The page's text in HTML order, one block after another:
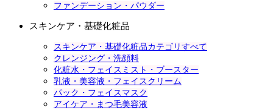
ファンデーション・パウダー
スキンケア・基礎化粧品
スキンケア・基礎化粧品カテゴリすべて
クレンジング・洗顔料
化粧水・フェイスミスト・ブースター
乳液・美容液・フェイスクリーム
パック・フェイスマスク
アイケア・まつ毛美容液